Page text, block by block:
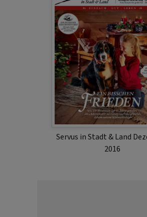
Servus in Stadt & Land
2016